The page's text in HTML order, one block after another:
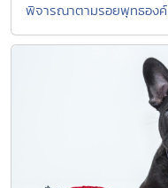
พิจารณาตามรอยพุทธองค์